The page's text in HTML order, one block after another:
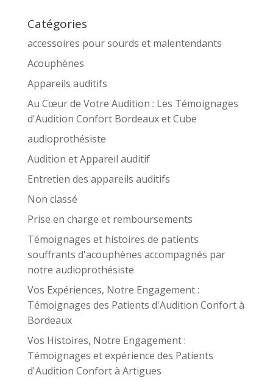
Catégories
accessoires pour sourds et malentendants
Acouphènes
Appareils auditifs
Au Cœur de Votre Audition : Les Témoignages
d'Audition Confort Bordeaux et Cube
audioprothésiste
Audition et Appareil auditif
Entretien des appareils auditifs
Non classé
Prise en charge et remboursements
Témoignages et histoires de patients
souffrants d'acouphènes accompagnés par
notre audioprothésiste
Vos Expériences, Notre Engagement :
Témoignages des Patients d'Audition Confort à
Bordeaux
Vos Histoires, Notre Engagement :
Témoignages et expérience des Patients
d'Audition Confort à Artigues